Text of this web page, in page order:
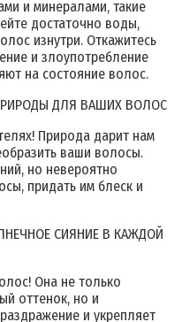
и минералами, такие
достаточно воды,
изнутри. Откажитесь
и злоупотребление
на состояние волос.
ДЛЯ ВАШИХ ВОЛОС
Природа дарит нам
ваши волосы.
но невероятно
придать им блеск и
СИЯНИЕ В КАЖДОЙ
Она не только
оттенок, но и
и укрепляет